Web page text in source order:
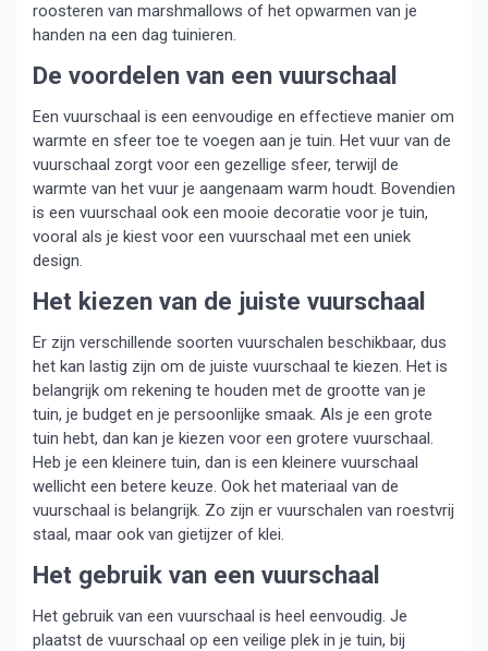
roosteren van marshmallows of het opwarmen van je
handen na een dag tuinieren.
De voordelen van een vuurschaal
Een vuurschaal is een eenvoudige en effectieve manier om
warmte en sfeer toe te voegen aan je tuin. Het vuur van de
vuurschaal zorgt voor een gezellige sfeer, terwijl de
warmte van het vuur je aangenaam warm houdt. Bovendien
is een vuurschaal ook een mooie decoratie voor je tuin,
vooral als je kiest voor een vuurschaal met een uniek
design.
Het kiezen van de juiste vuurschaal
Er zijn verschillende soorten vuurschalen beschikbaar, dus
het kan lastig zijn om de juiste vuurschaal te kiezen. Het is
belangrijk om rekening te houden met de grootte van je
tuin, je budget en je persoonlijke smaak. Als je een grote
tuin hebt, dan kan je kiezen voor een grotere vuurschaal.
Heb je een kleinere tuin, dan is een kleinere vuurschaal
wellicht een betere keuze. Ook het materiaal van de
vuurschaal is belangrijk. Zo zijn er vuurschalen van roestvrij
staal, maar ook van gietijzer of klei.
Het gebruik van een vuurschaal
Het gebruik van een vuurschaal is heel eenvoudig. Je
plaatst de vuurschaal op een veilige plek in je tuin, bij